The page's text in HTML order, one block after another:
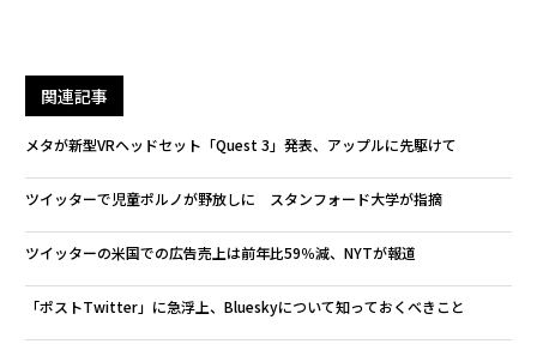
関連記事
メタが新型VRヘッドセット「Quest 3」発表、アップルに先駆けて
ツイッターで児童ポルノが野放しに スタンフォード大学が指摘
ツイッターの米国での広告売上は前年比59％減、NYTが報道
「ポストTwitter」に急浮上、Blueskyについて知っておくべきこと